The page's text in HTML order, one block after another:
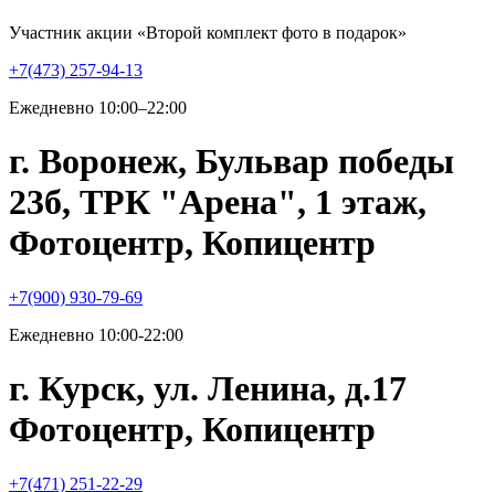
Участник акции «Второй комплект фото в подарок»
+7(473) 257-94-13
Ежедневно 10:00–22:00
г. Воронеж, Бульвар победы
23б, ТРК "Арена", 1 этаж,
Фотоцентр, Копицентр
+7(900) 930-79-69
Ежедневно 10:00-22:00
г. Курск, ул. Ленина, д.17
Фотоцентр, Копицентр
+7(471) 251-22-29